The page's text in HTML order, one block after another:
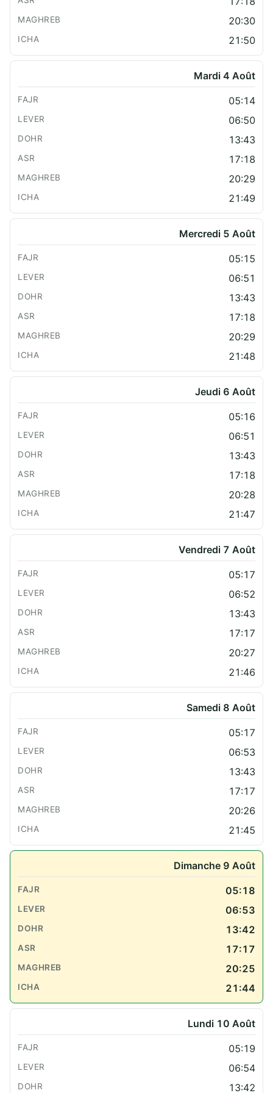
20:30
21:50
Mardi 4 Août
05:14
06:50
13:43
17:18
20:29
21:49
Mercredi 5 Août
05:15
06:51
13:43
17:18
20:29
21:48
Jeudi 6 Août
05:16
06:51
13:43
17:18
20:28
21:47
Vendredi 7 Août
05:17
06:52
13:43
17:17
20:27
21:46
Samedi 8 Août
05:17
06:53
13:43
17:17
20:26
21:45
Dimanche 9 Août
05:18
06:53
13:42
17:17
20:25
21:44
Lundi 10 Août
05:19
06:54
13:42